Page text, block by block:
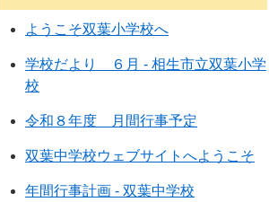
ようこそ双葉小学校へ
学校だより ６月 - 相生市立双葉小学
校
令和８年度 月間行事予定
双葉中学校ウェブサイトへようこそ
年間行事計画 - 双葉中学校